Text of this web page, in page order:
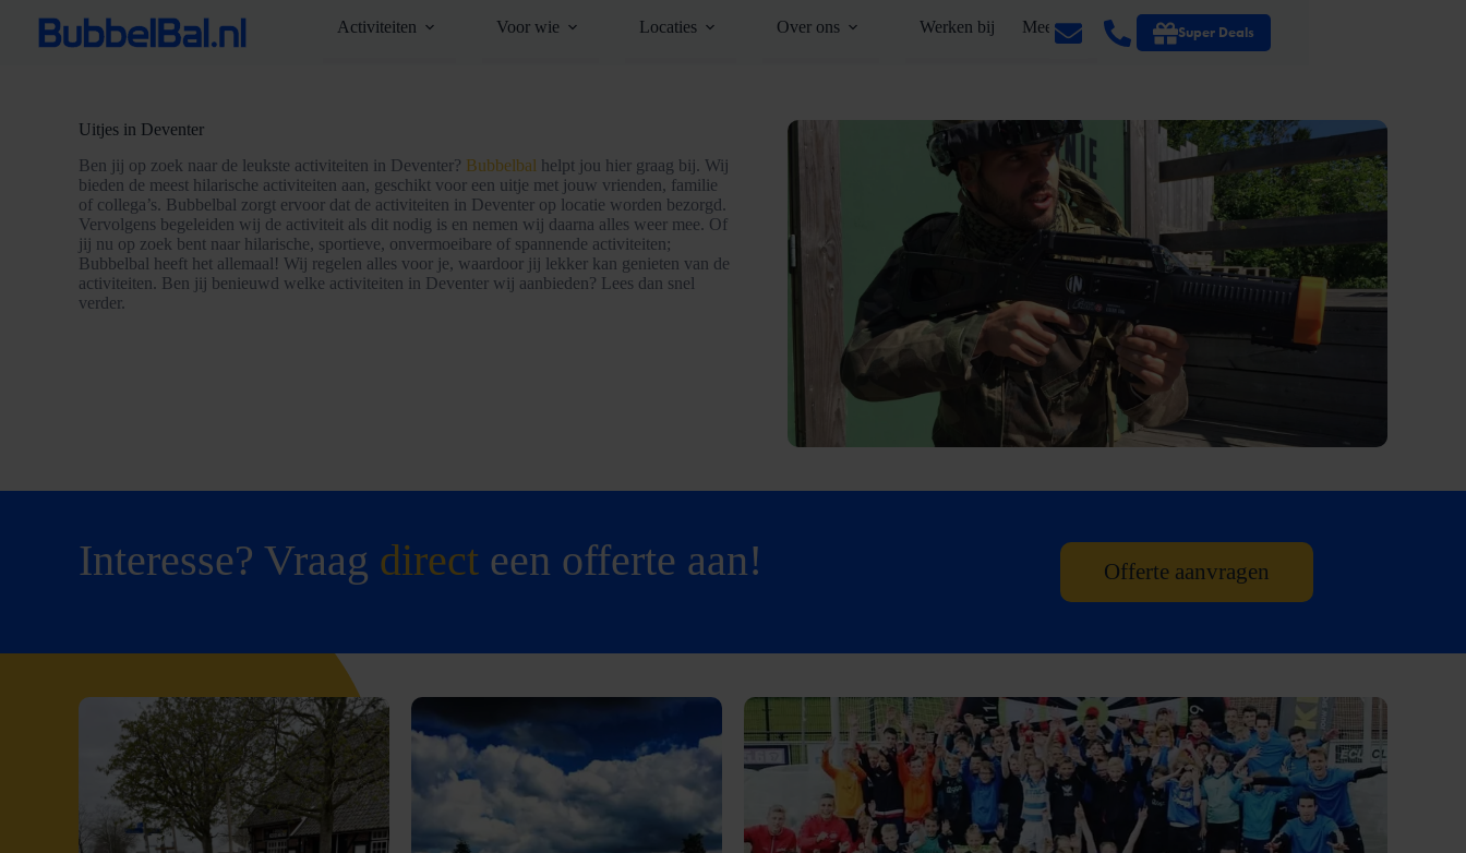
Activiteiten Voor wie Locaties Over ons Werken bij Meer Super Deals
Uitjes in Deventer
Ben jij op zoek naar de leukste activiteiten in Deventer? Bubbelbal helpt jou hier graag bij. Wij
bieden de meest hilarische activiteiten aan, geschikt voor een uitje met jouw vrienden, familie
of collega’s. Bubbelbal zorgt ervoor dat de activiteiten in Deventer op locatie worden bezorgd.
Vervolgens begeleiden wij de activiteit als dit nodig is en nemen wij daarna alles weer mee. Of
jij nu op zoek bent naar hilarische, sportieve, onvermoeibare of spannende activiteiten;
Bubbelbal heeft het allemaal! Wij regelen alles voor je, waardoor jij lekker kan genieten van de
activiteiten. Ben jij benieuwd welke activiteiten in Deventer wij aanbieden? Lees dan snel
verder.
Interesse? Vraag direct een offerte aan! Offerte aanvragen